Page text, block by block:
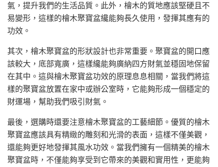
氣，提升我們的生活品質。此外，檜木的質地應該堅硬且不
易變形，這樣的檜木聚寶盆纔能夠長久使用，發揮其應有的
功效。
其次，檜木聚寶盆的形狀設計也非常重要。聚寶盆的開口應
該較大，底部寬廣，這樣纔能夠廣納四方財氣並穩固地保留
在其中。這與檜木聚寶盆功效的原理息息相關，當我們將這
樣的聚寶盆放置在家中或辦公室時，它能夠形成一個穩定的
財運場，幫助我們吸引財氣。
最後，選購時還要注意檜木聚寶盆的工藝細節。優質的檜木
聚寶盆應該具有精緻的雕刻和光滑的表面，這樣不僅美觀，
還能夠更好地發揮其風水功效。當我們擁有一個精美的檜木
聚寶盆時，不僅能夠享受到它帶來的美觀和實用性，更能夠